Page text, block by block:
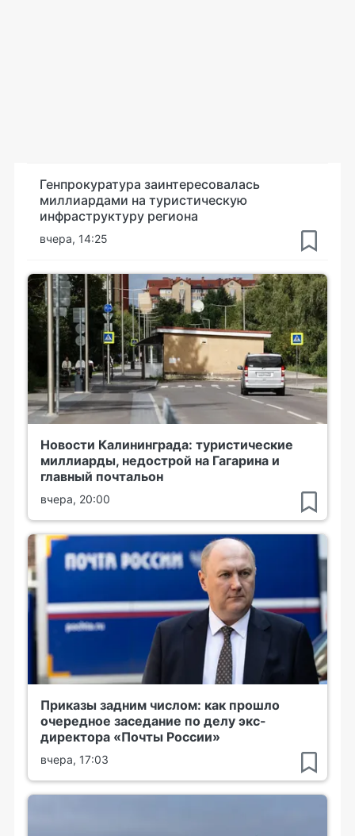
Генпрокуратура заинтересовалась
миллиардами на туристическую
инфраструктуру региона
вчера, 14:25
Новости Калининграда: туристические
миллиарды, недострой на Гагарина и
главный почтальон
вчера, 20:00
Приказы задним числом: как прошло
очередное заседание по делу экс-
директора «Почты России»
вчера, 17:03